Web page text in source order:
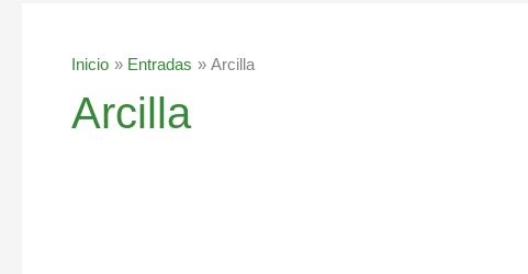
Inicio Entradas Arcilla
Arcilla